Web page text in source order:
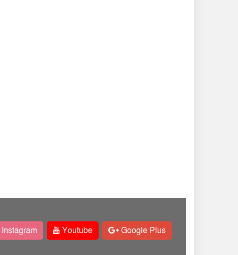
Youtube Google Plus